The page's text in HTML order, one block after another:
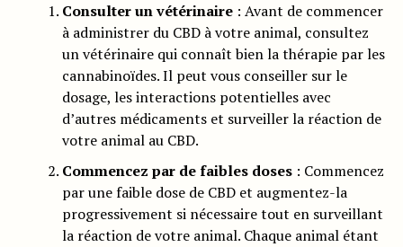
Consulter un vétérinaire : Avant de commencer
à administrer du CBD à votre animal, consultez
un vétérinaire qui connaît bien la thérapie par les
cannabinoïdes. Il peut vous conseiller sur le
dosage, les interactions potentielles avec
d’autres médicaments et surveiller la réaction de
votre animal au CBD.
Commencez par de faibles doses : Commencez
par une faible dose de CBD et augmentez-la
progressivement si nécessaire tout en surveillant
la réaction de votre animal. Chaque animal étant